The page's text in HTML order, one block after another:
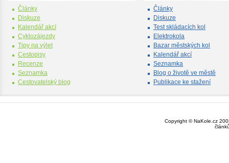
Články
Diskuze
Kalendář akcí
Cyklozájezdy
Tipy na výlet
Cestopisy
Recenze
Seznamka
Cestovatelský blog
Články
Diskuze
Test skládacích kol
Elektrokola
Bazar městských kol
Kalendář akcí
Seznamka
Blog o životě ve městě
Publikace ke stažení
Copyright © NaKole.cz